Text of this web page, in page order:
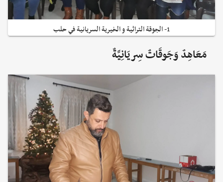
1- الجوقة التراثية و الخيرية السريانية في حلب
مَعَاهِدٌ وَجَوقَاتٌ سِريَانِيَّةٌ